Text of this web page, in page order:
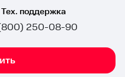
Тех. поддержка
250-08-90